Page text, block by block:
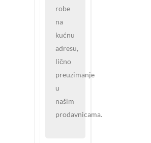
robe
na
kućnu
adresu,
lično
preuzimanje
u
našim
prodavnicama.